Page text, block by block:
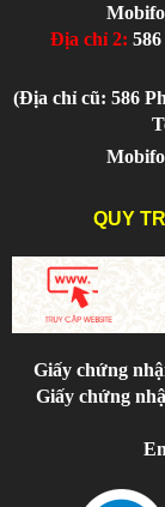
Địa chỉ 2:
(Địa chỉ cũ: 586
QUY
Giấy chứng
Giấy chứng